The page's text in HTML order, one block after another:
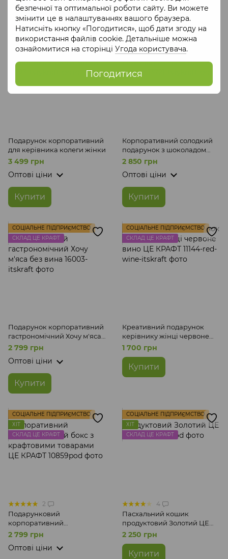
безпечної та оптимальної роботи сайту. Ви можете
змінити це в налаштуваннях вашого браузера.
Натисніть кнопку «Погодитися», щоб дати згоду на
використання файлів cookie. Детальніше можна
ознайомитися на сторінці Угода користувача.
Погодитися
Купити Купити
СКЛАД ЦЕ КРАФТ
Подарунок корпоративний
для керівника колеги жінки
3 499 грн
Оптові ціни
Купити
СКЛАД ЦЕ КРАФТ
Корпоративний солодкий
подарунок з шоколадом
чаєм та кавою
2 850 грн
Оптові ціни
Купити
СОЦІАЛЬНЕ ПІДПРИЄМСТВО
СКЛАД ЦЕ КРАФТ
Подарунок корпоративний
гастрономічний Хочу м'яса
без вина
2 799 грн
Оптові ціни
Купити
СОЦІАЛЬНЕ ПІДПРИЄМСТВО
СКЛАД ЦЕ КРАФТ
Креативний подарунок
керівнику жінці червоне
вино ЦЕ КРАФТ
1 700 грн
Купити
СОЦІАЛЬНЕ ПІДПРИЄМСТВО
ХІТ
СКЛАД ЦЕ КРАФТ
2
Подарунковий
корпоративний
гастрономічний бокс з
крафтовими товарами ЦЕ
КРАФТ
2 799 грн
Оптові ціни
СОЦІАЛЬНЕ ПІДПРИЄМСТВО
ХІТ
СКЛАД ЦЕ КРАФТ
4
Пасхальний кошик
продуктовий Золотий ЦЕ
КРАФТ
2 250 грн
Купити